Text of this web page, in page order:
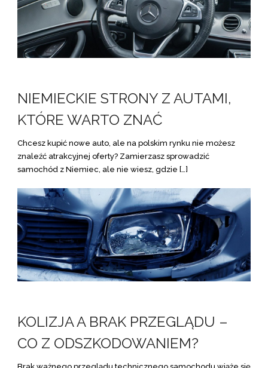
NIEMIECKIE STRONY Z AUTAMI,
KTÓRE WARTO ZNAĆ
Chcesz kupić nowe auto, ale na polskim rynku nie możesz
znaleźć atrakcyjnej oferty? Zamierzasz sprowadzić
samochód z Niemiec, ale nie wiesz, gdzie […]
KOLIZJA A BRAK PRZEGLĄDU –
CO Z ODSZKODOWANIEM?